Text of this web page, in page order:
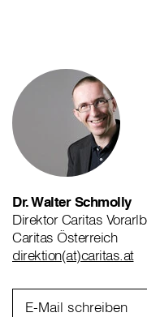
Dr. Walter Schmolly
Direktor Caritas
Caritas Österreich
direktion(at)caritas.at
E-Mail schreiben